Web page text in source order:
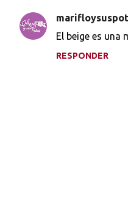
El beige es una
RESPONDER